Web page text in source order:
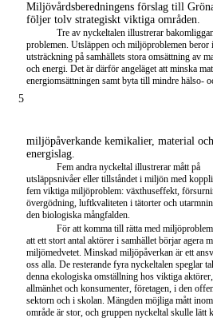
Miljövårdsberedningens förslag till
följer tolv strategiskt viktiga områden.
Tre av nyckeltalen illustrerar
problemen. Utsläppen och miljöproblemen beror
utsträckning på samhällets stora omsättning av
och energi. Det är därför angeläget att minska
energiomsättningen samt byta till mindre hälso-
5
miljöpåverkande kemikalier, material och
energislag.
Fem andra nyckeltal illustrerar mått på
utsläppsnivåer eller tillståndet i miljön med
fem viktiga miljöproblem: växthuseffekt,
övergödning, luftkvaliteten i tätorter och
den biologiska mångfalden.
För att komma till rätta med
att ett stort antal aktörer i samhället börjar agera
miljömedvetet. Minskad miljöpåverkan är ett
oss alla. De resterande fyra nyckeltalen speglar
denna ekologiska omställning hos viktiga
allmänhet och konsumenter, företagen, i den
sektorn och i skolan. Mängden möjliga mått
område är stor, och gruppen nyckeltal skulle lätt